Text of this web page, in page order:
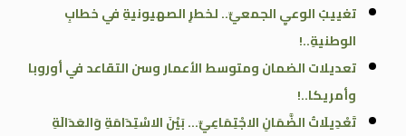
تغييبُ الوعيِ الجمعيِّ.. لخطرِ الصهيونيةِ في خطابِ
الوطنيةِ..!
تعديلات الضمان ومتوسط الأعمار وسن التقاعد في أوروبا
وأمريكا..!
تَعْدِيلَاتُ الضَّمَانِ الاجْتِمَاعِيِّ… بَيْنَ الاسْتِدَامَةِ وَالعَدَالَةِ